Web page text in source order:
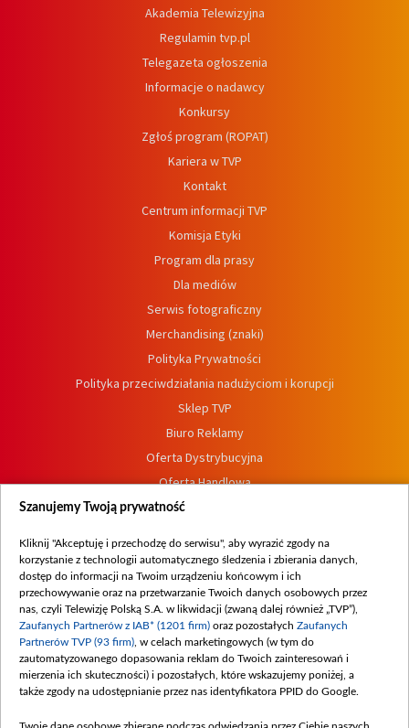
Akademia Telewizyjna
Regulamin tvp.pl
Telegazeta ogłoszenia
Informacje o nadawcy
Konkursy
Zgłoś program (ROPAT)
Kariera w TVP
Kontakt
Centrum informacji TVP
Komisja Etyki
Program dla prasy
Dla mediów
Serwis fotograficzny
Merchandising (znaki)
Polityka Prywatności
Polityka przeciwdziałania nadużyciom i korupcji
Sklep TVP
Biuro Reklamy
Oferta Dystrybucyjna
Oferta Handlowa
Dostępność
Procedura zgłoszeń wewnętrznych
Szanujemy Twoją prywatność
Kliknij "Akceptuję i przechodzę do serwisu", aby wyrazić zgody na
korzystanie z technologii automatycznego śledzenia i zbierania danych,
dostęp do informacji na Twoim urządzeniu końcowym i ich
przechowywanie oraz na przetwarzanie Twoich danych osobowych przez
nas, czyli Telewizję Polską S.A. w likwidacji (zwaną dalej również „TVP”),
Zaufanych Partnerów z IAB* (1201 firm) oraz pozostałych Zaufanych
Partnerów TVP (93 firm) , w celach marketingowych (w tym do
zautomatyzowanego dopasowania reklam do Twoich zainteresowań i
mierzenia ich skuteczności) i pozostałych, które wskazujemy poniżej, a
także zgody na udostępnianie przez nas identyfikatora PPID do Google.